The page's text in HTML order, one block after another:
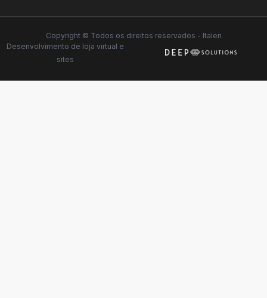
Copyright © Todos os direitos reservados - Italeri
Desenvolvimento de loja virtual e
sites